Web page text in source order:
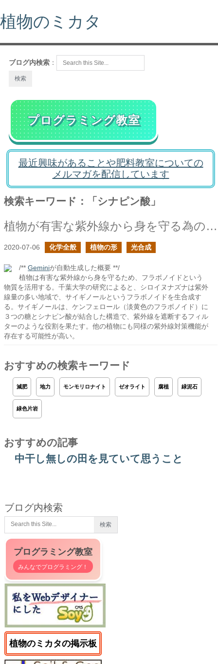
植物のミカタ
ブログ内検索 ：
プログラミング教室
最近興味があることや肥料教室についての
メルマガを配信しています
検索キーワード：「シナピン酸」
植物が有害な紫外線から身を守る為のフラボノイド
2020-07-06 化学全般 植物の形 光合成
/** Geminiが自動生成した概要 **/
植物は有害な紫外線から身を守るため、フラボノイドという
物質を活用する。千葉大学の研究によると、シロイヌナズナは紫外
線量の多い地域で、サイギノールというフラボノイドを生合成す
る。サイギノールは、ケンフェロール（淡黄色のフラボノイド）に
３つの糖とシナピン酸が結合した構造で、紫外線を遮断するフィル
ターのような役割を果たす。他の植物にも同様の紫外線対策機能が
存在する可能性が高い。
おすすめの検索キーワード
減肥 地力 モンモリロナイト ゼオライト 腐植 緑泥石
緑色片岩
おすすめの記事
中干し無しの田を見ていて思うこと
ブログ内検索
プログラミング教室
みんなでプログラミング！
植物のミカタの掲示板